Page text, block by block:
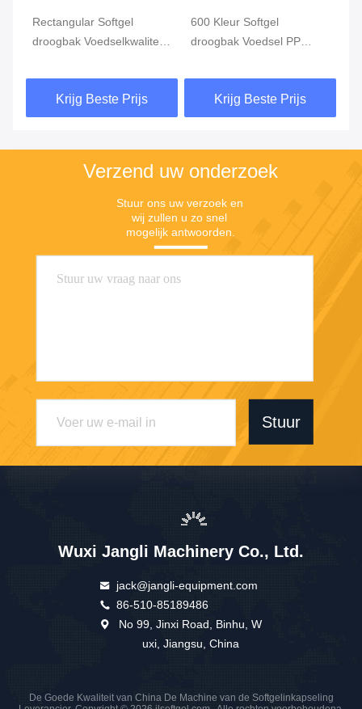
600 Kleur Softgel
droogbak Voedsel PP
Krijg Beste Prijs
PP-materiaal Softgel
droogbak Zuur- en
farmaceutische industrie
Krijg Beste Prijs
Verzend uw onderzoek
Stuur ons uw verzoek en
wij zullen u zo snel
mogelijk antwoorden.
Stuur
Wuxi Jangli Machinery Co., Ltd.
jack@jangli-equipment.com
86-510-85189486
No 99, Jinxi Road, Binhu, W
uxi, Jiangsu, China
De Goede Kwaliteit van China De Machine van de Softgelinkapseling